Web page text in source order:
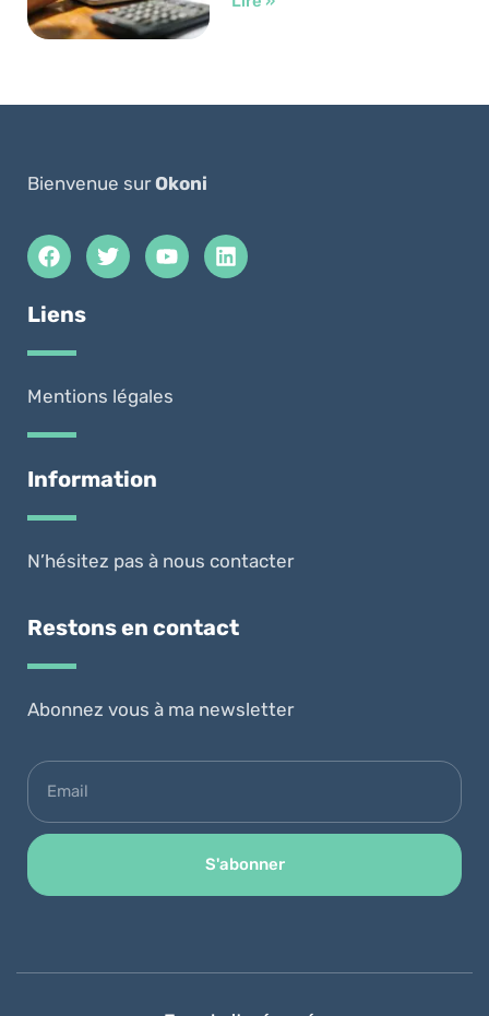
Bienvenue surOkoni
Liens
Mentions légales
Information
N’hésitez pas à nous contacter
Restons en contact
Abonnez vous à ma newsletter
S'abonner